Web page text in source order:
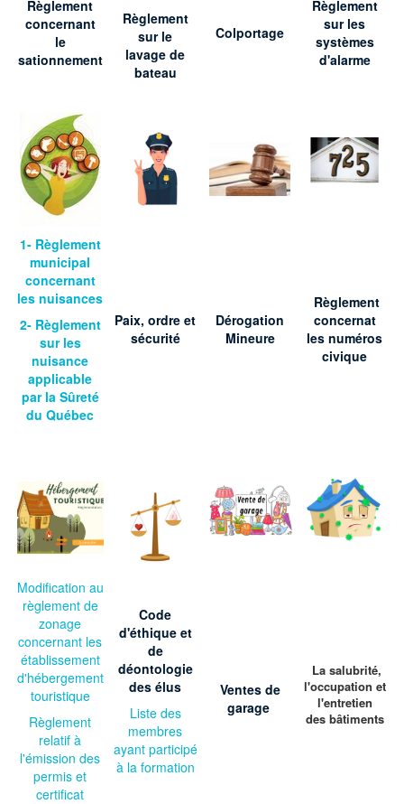
Règlement
concernant
le
sationnement
Règlement
sur le
lavage de
bateau
Colportage
Règlement
sur les
systèmes
d'alarme
1- Règlement
municipal
concernant
les nuisances
2- Règlement
sur les
nuisance
applicable
par la Sûreté
du Québec
Paix, ordre et
sécurité
Dérogation
Mineure
Règlement
concernat
les numéros
civique
Modification au
règlement de
zonage
concernant les
établissement
d'hébergement
touristique
Règlement
relatif à
l'émission des
permis et
certificat
Code
d'éthique et
de
déontologie
des élus
Liste des
membres
ayant participé
à la formation
Ventes de
garage
La salubrité,
l'occupation et
l'entretien
des bâtiments